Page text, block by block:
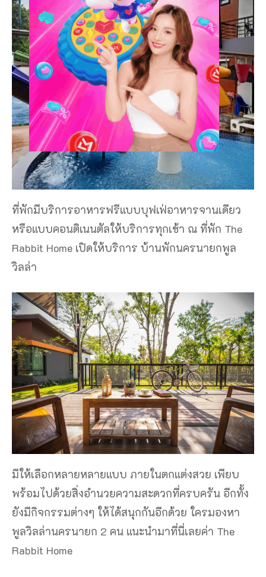
ที่พักมีบริการอาหารฟรีแบบบุฟเฟ่อาหารจานเดียว
หรือแบบคอนติเนนตัลให้บริการทุกเช้า ณ ที่พัก The
Rabbit Home เปิดให้บริการ บ้านพักนครนายกพูล
วิลล่า
มีให้เลือกหลายหลายแบบ ภายในตกแต่งสวย เพียบ
พร้อมไปด้วยสิ่งอำนวยความสะดวกที่ครบครัน อีกทั้ง
ยังมีกิจกรรมต่างๆ ให้ได้สนุกกันอีกด้วย ใครมองหา
พูลวิลล่านครนายก 2 คน แนะนำมาที่นี่เลยค่า The
Rabbit Home